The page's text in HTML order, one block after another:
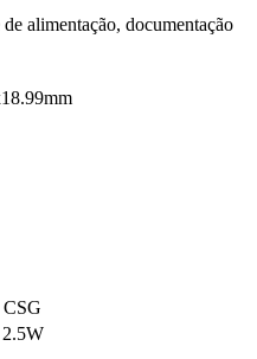
alimentação, documentação
CSG